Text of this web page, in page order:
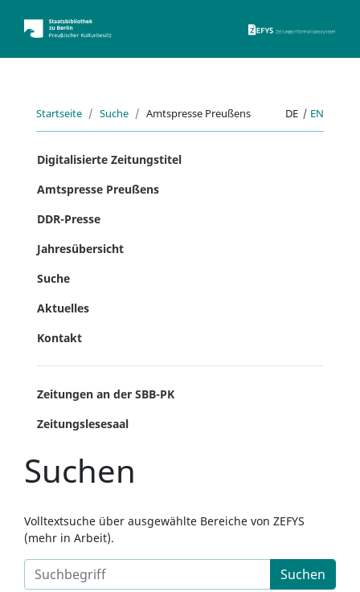
Startseite Suche Amtspresse Preußens DE | EN
Digitalisierte Zeitungstitel
Amtspresse Preußens
DDR-Presse
Jahresübersicht
Suche
Aktuelles
Kontakt
Zeitungen an der SBB-PK
Zeitungslesesaal
Suchen
Volltextsuche über ausgewählte Bereiche von ZEFYS
(mehr in Arbeit).
Suchen